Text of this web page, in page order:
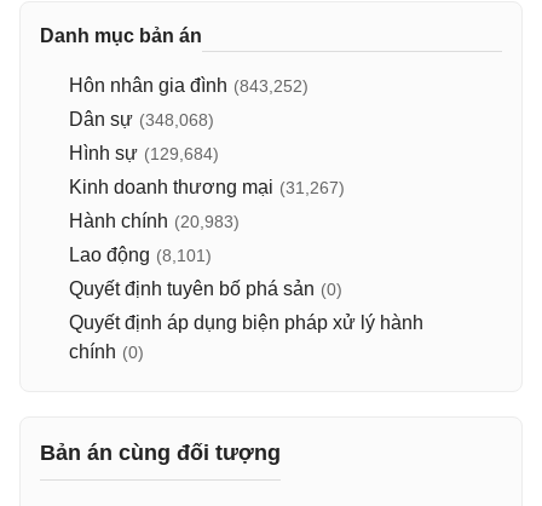
Danh mục bản án
Hôn nhân gia đình (843,252)
Dân sự (348,068)
Hình sự (129,684)
Kinh doanh thương mại (31,267)
Hành chính (20,983)
Lao động (8,101)
Quyết định tuyên bố phá sản (0)
Quyết định áp dụng biện pháp xử lý hành
chính (0)
Bản án cùng đối tượng